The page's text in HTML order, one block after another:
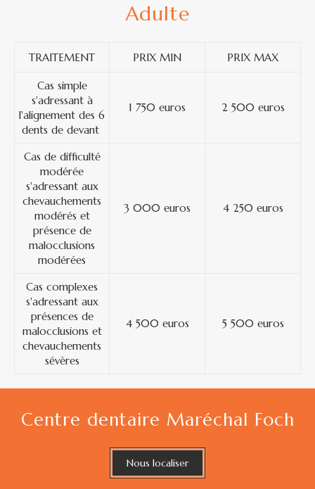
Adulte
TRAITEMENT PRIX MIN PRIX MAX
Cas simple
s'adressant à
l'alignement des 6
dents de devant
1 750 euros 2 500 euros
Cas de difficulté
modérée
s'adressant aux
chevauchements
modérés et
présence de
malocclusions
modérées
3 000 euros 4 250 euros
Cas complexes
s'adressant aux
présences de
malocclusions et
chevauchements
sévères
4 500 euros 5 500 euros
Centre dentaire Maréchal Foch
Nous localiser